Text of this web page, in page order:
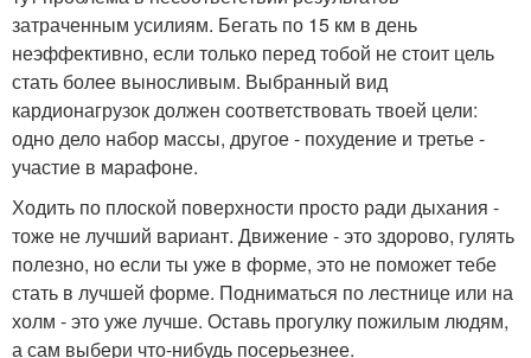
затраченным усилиям. Бегать по 15 км в день
неэффективно, если только перед тобой не стоит цель
стать более выносливым. Выбранный вид
кардионагрузок должен соответствовать твоей цели:
одно дело набор массы, другое - похудение и третье -
участие в марафоне.
Ходить по плоской поверхности просто ради дыхания -
тоже не лучший вариант. Движение - это здорово, гулять
полезно, но если ты уже в форме, это не поможет тебе
стать в лучшей форме. Подниматься по лестнице или на
холм - это уже лучше. Оставь прогулку пожилым людям,
а сам выбери что-нибудь посерьезнее.